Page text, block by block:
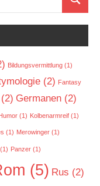
Suchen
Bildungsvermittlung (1)
(2) Fantasy
(2) Germanen (2)
(1) Kolbenarmreif (1)
(1) Merowinger (1)
(1) Panzer (1)
(5) Rus (2)